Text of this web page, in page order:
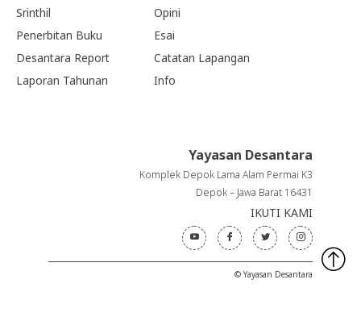
Srinthil
Penerbitan Buku
Desantara Report
Laporan Tahunan
Opini
Esai
Catatan Lapangan
Info
Yayasan Desantara
Komplek Depok Lama Alam Permai K3
Depok – Jawa Barat 16431
IKUTI KAMI
© Yayasan Desantara